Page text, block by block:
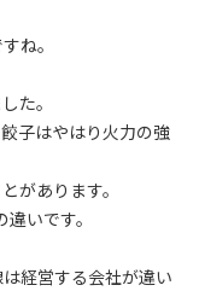
ね。
た。
子はやはり火力の強
があります。
いです。
経営する会社が違い